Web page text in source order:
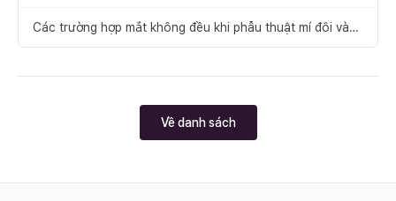
Các trường hợp mắt không đều khi phẫu thuật mí đôi và
cách khắc phục
Về danh sách